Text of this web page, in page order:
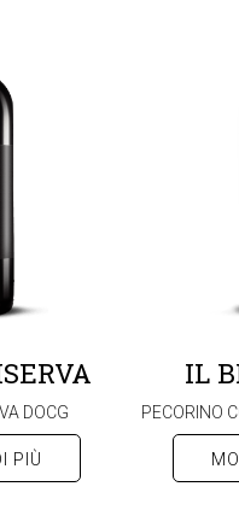
DOCG
PIÙ
IL
PECORINO